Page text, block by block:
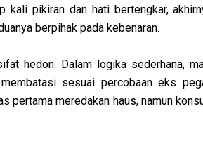
kali pikiran dan hati bertengkar,
berpihak pada kebenaran.
hedon. Dalam logika sederhana,
membatasi sesuai percobaan eks
pertama meredakan haus, namun